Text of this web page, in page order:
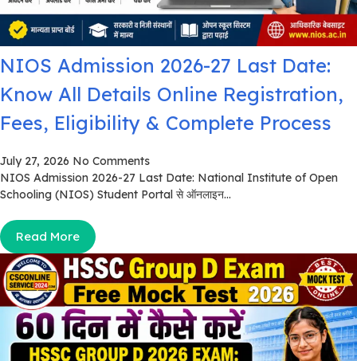
NIOS Admission 2026-27 Last Date:
Know All Details Online Registration,
Fees, Eligibility & Complete Process
July 27, 2026 No Comments
NIOS Admission 2026-27 Last Date: National Institute of Open
Schooling (NIOS) Student Portal से ऑनलाइन...
Read More